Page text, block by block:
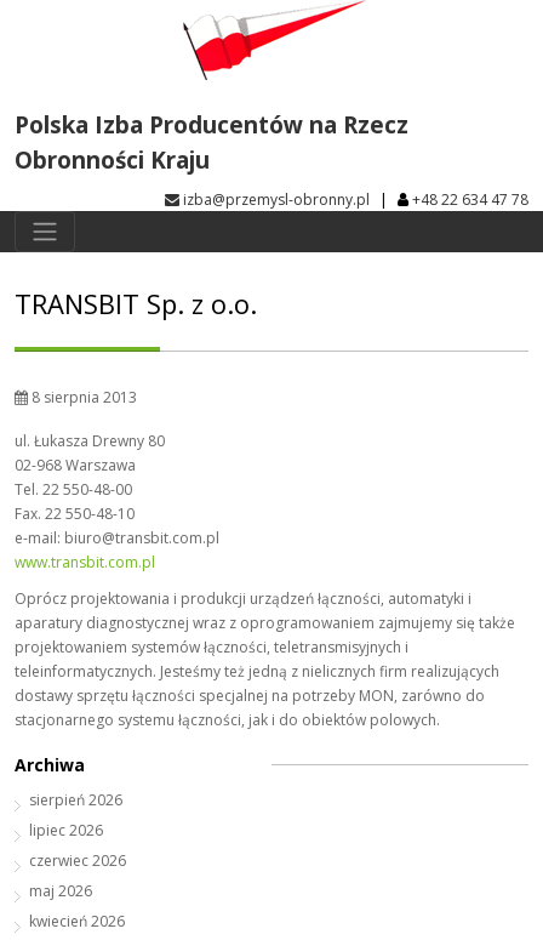
Polska Izba Producentów na Rzecz
Obronności Kraju
izba@przemysl-obronny.pl | +48 22 634 47 78
TRANSBIT Sp. z o.o.
8 sierpnia 2013
ul. Łukasza Drewny 80
02-968 Warszawa
Tel. 22 550-48-00
Fax. 22 550-48-10
e-mail: biuro@transbit.com.pl
www.transbit.com.pl
Oprócz projektowania i produkcji urządzeń łączności, automatyki i
aparatury diagnostycznej wraz z oprogramowaniem zajmujemy się także
projektowaniem systemów łączności, teletransmisyjnych i
teleinformatycznych. Jesteśmy też jedną z nielicznych firm realizujących
dostawy sprzętu łączności specjalnej na po­trzeby MON, zarówno do
stacjonarnego systemu łączności, jak i do obiektów polowych.
Archiwa
sierpień 2026
lipiec 2026
czerwiec 2026
maj 2026
kwiecień 2026